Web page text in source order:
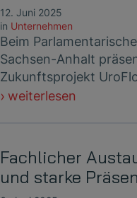
12. Juni 2025
in Unternehmen
Beim
Sachsen-Anhalt
Zukunftsprojekt
weiterlesen
Fachlicher
und starke